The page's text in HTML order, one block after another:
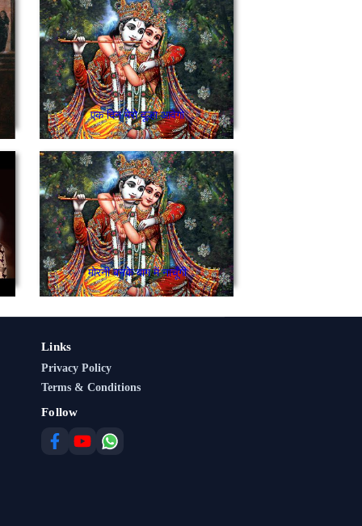
एक दिन मेरो दूल्हा आवेगो
मोरनी बनके बाग में नाचूँगी
Links
Privacy Policy
Terms & Conditions
Follow